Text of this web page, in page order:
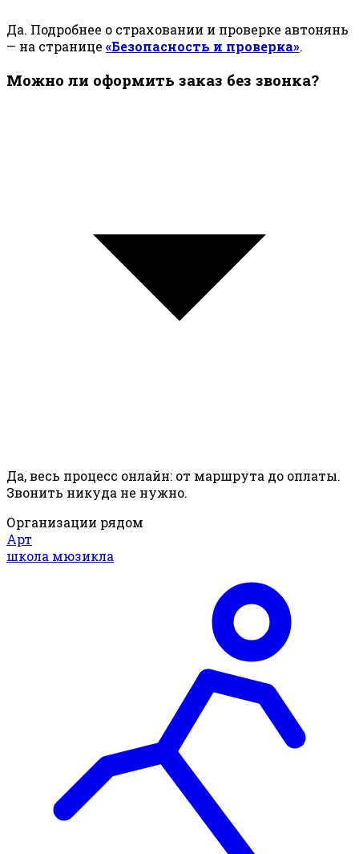
Да. Подробнее о страховании и проверке автонянь
— на странице «Безопасность и проверка».
Можно ли оформить заказ без звонка?
Да, весь процесс онлайн: от маршрута до оплаты.
Звонить никуда не нужно.
Организации рядом
Арт
школа мюзикла